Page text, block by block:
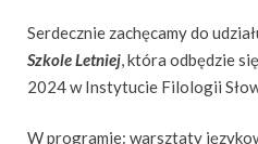
Serdecznie zachęcamy do
Szkole Letniej , która odbędzie
2024 w Instytucie Filologii
W programie: warsztaty